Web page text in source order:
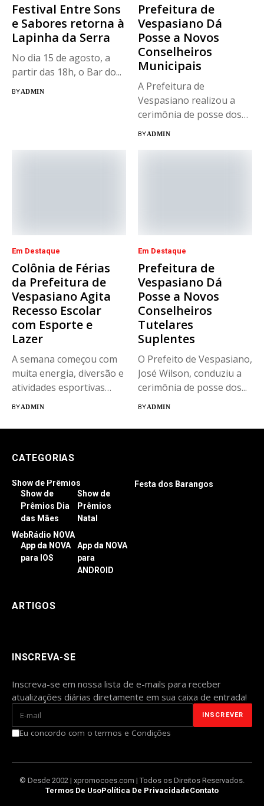
Festival Entre Sons
e Sabores retorna à
Lapinha da Serra
No dia 15 de agosto, a
partir das 18h, o Bar do...
BYADMIN
Prefeitura de
Vespasiano Dá
Posse a Novos
Conselheiros
Municipais
A Prefeitura de
Vespasiano realizou a
cerimônia de posse dos
novos integrantes...
BYADMIN
Em Destaque
Colônia de Férias
da Prefeitura de
Vespasiano Agita
Recesso Escolar
com Esporte e
Lazer
A semana começou com
muita energia, diversão e
atividades esportivas
para os...
BYADMIN
Em Destaque
Prefeitura de
Vespasiano Dá
Posse a Novos
Conselheiros
Tutelares
Suplentes
O Prefeito de Vespasiano,
José Wilson, conduziu a
cerimônia de posse dos...
BYADMIN
CATEGORIAS
Show de Prêmios
Show de
Prêmios Dia
das Mães
Show de
Prêmios
Natal
Festa dos Barangos
WebRádio NOVA
App da NOVA
para IOS
App da NOVA
para
ANDROID
ARTIGOS
INSCREVA-SE
Inscreva-se em nossa lista de e-mails para receber
atualizações diárias diretamente em sua caixa de entrada!
Eu concordo com o termos e Condições
© Desde 2002 | xpromocoes.com | Todos os Direitos Reservados.
Termos De UsoPolítica De PrivacidadeContato